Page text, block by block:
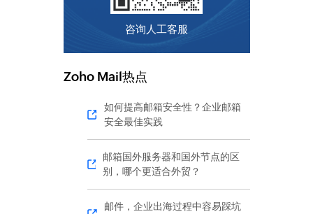
咨询人工客服
Zoho Mail热点
如何提高邮箱安全性？企业邮箱
安全最佳实践
邮箱国外服务器和国外节点的区
别，哪个更适合外贸？
邮件，企业出海过程中容易踩坑